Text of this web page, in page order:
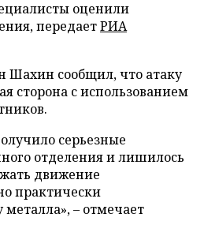
оценили
передаетРИА
Шахин сообщил, что атаку
сторона с использованием
серьезные
отделения и лишилось
движение
практически
металла», – отмечает